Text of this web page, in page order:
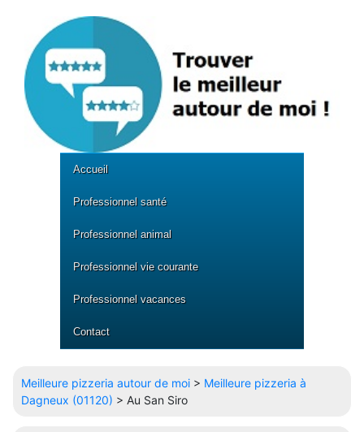
Accueil
Professionnel santé
Professionnel animal
Professionnel vie courante
Professionnel vacances
Contact
Meilleure pizzeria autour de moi > Meilleure pizzeria à
Dagneux (01120) > Au San Siro